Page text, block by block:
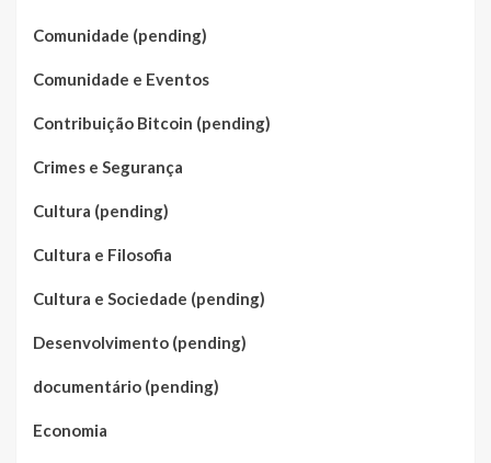
Comunidade (pending)
Comunidade e Eventos
Contribuição Bitcoin (pending)
Crimes e Segurança
Cultura (pending)
Cultura e Filosofia
Cultura e Sociedade (pending)
Desenvolvimento (pending)
documentário (pending)
Economia